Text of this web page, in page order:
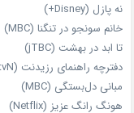
نه پازل (Disney+)
خانم سونجو در تنگنا (MBC)
تا ابد در بهشت (jTBC)
دفترچه راهنمای رزیدنت (tvN)
مبانی دل‌بستگی (MBC)
هونگ رانگ عزیز (Netflix)